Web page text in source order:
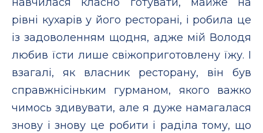
рівні кухарів у його ресторані, і робила це
із задоволенням щодня, адже мій Володя
любив їсти лише свіжоприготовлену їжу. І
взагалі, як власник ресторану, він був
справжнісіньким гурманом, якого важко
чимось здивувати, але я дуже намагалася
знову і знову це робити і раділа тому, що